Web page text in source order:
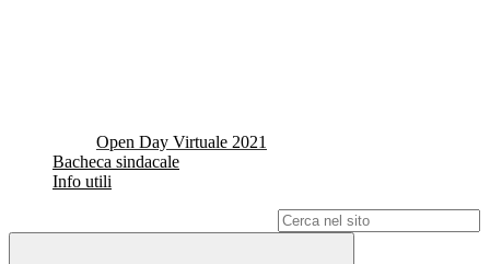
Open Day Virtuale 2021
Bacheca sindacale
Info utili